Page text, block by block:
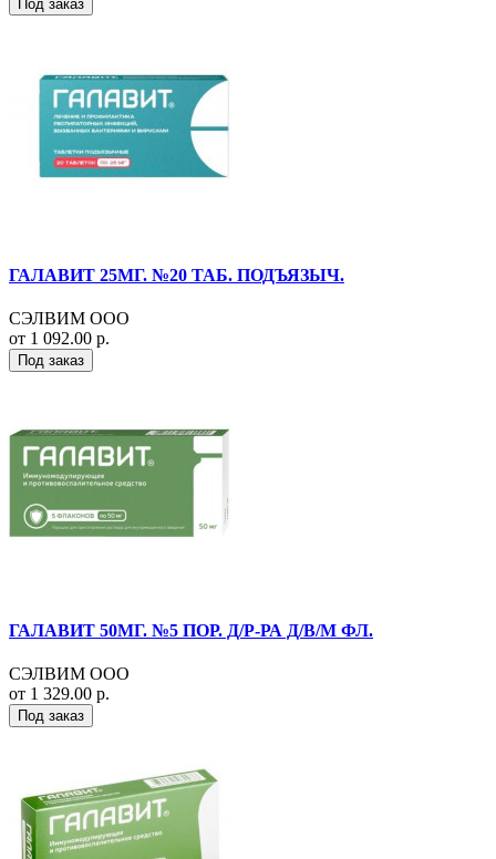
Под заказ
ГАЛАВИТ 25МГ. №20 ТАБ. ПОДЪЯЗЫЧ.
СЭЛВИМ ООО
от 1 092.00 р.
Под заказ
ГАЛАВИТ 50МГ. №5 ПОР. Д/Р-РА Д/В/М ФЛ.
СЭЛВИМ ООО
от 1 329.00 р.
Под заказ